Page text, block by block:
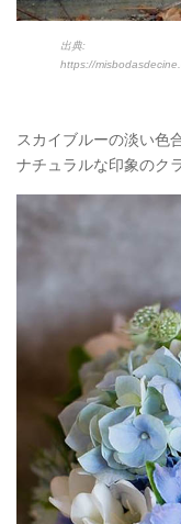
出典:
https://
スカイブルーの淡い色
ナチュラルな印象のク